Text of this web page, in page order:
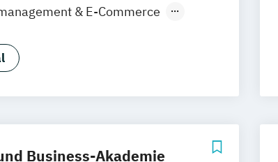
& E-Commerce
Business-Akademie